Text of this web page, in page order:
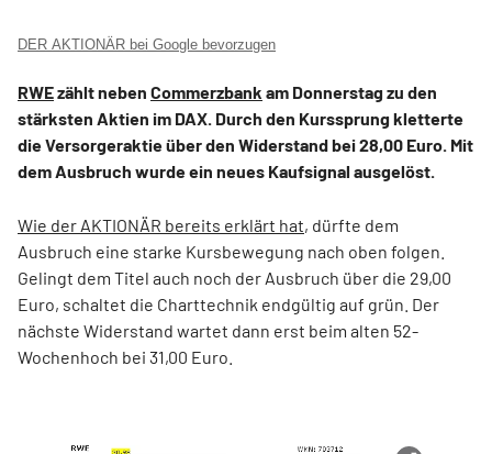
DER AKTIONÄR bei Google bevorzugen
RWEzählt neben Commerzbank am Donnerstag zu den
stärksten Aktien im DAX. Durch den Kurssprung kletterte
die Versorgeraktie über den Widerstand bei 28,00 Euro. Mit
dem Ausbruch wurde ein neues Kaufsignal ausgelöst.
Wie der AKTIONÄR bereits erklärt hat, dürfte dem
Ausbruch eine starke Kursbewegung nach oben folgen.
Gelingt dem Titel auch noch der Ausbruch über die 29,00
Euro, schaltet die Charttechnik endgültig auf grün. Der
nächste Widerstand wartet dann erst beim alten 52-
Wochenhoch bei 31,00 Euro.